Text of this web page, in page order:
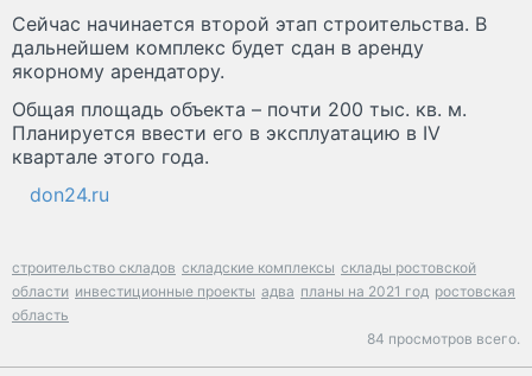
Сейчас начинается второй этап строительства. В
дальнейшем комплекс будет сдан в аренду
якорному арендатору.
Общая площадь объекта – почти 200 тыс. кв. м.
Планируется ввести его в эксплуатацию в IV
квартале этого года.
don24.ru
строительство складов складские комплексы склады ростовской
области инвестиционные проекты адва планы на 2021 год ростовская
область
84 просмотров всего.